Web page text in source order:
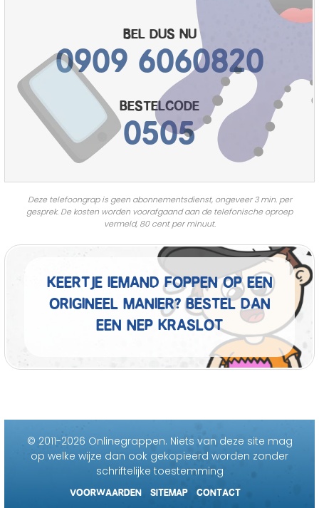
Bel dus nu
0909 6060820
bestelcode
0505
Deze telefoongrap is geen abonnementsdienst, ongeveer 3 min. per
gesprek. De kosten worden voorafgaand aan de telefonische oproep
vermeld, 80 cent per minuut.
Keertje iemand foppen op een
origineel manier? Bestel dan
een nep kraslot
© 2011-2026 Onlinegrappen. Niets van deze site mag
op welke wijze dan ook gekopieerd worden zonder
schriftelijke toestemming
VOORWAARDEN SITEMAP CONTACT